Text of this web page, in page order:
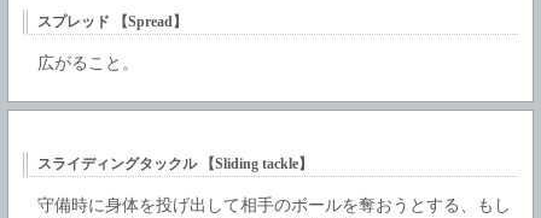
スプレッド 【Spread】
広がること。
スライディングタックル 【Sliding tackle】
守備時に身体を投げ出して相手のボールを奪おうとする、もし